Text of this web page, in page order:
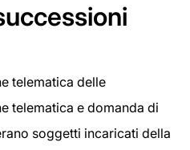
telematica delle
telematica e domanda di
soggetti incaricati della